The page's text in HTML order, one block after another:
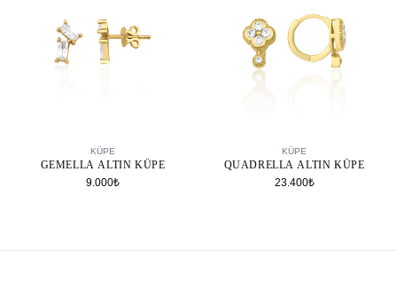
KÜPE
GEMELLA ALTIN KÜPE
9.000₺
KÜPE
QUADRELLA ALTIN KÜPE
23.400₺